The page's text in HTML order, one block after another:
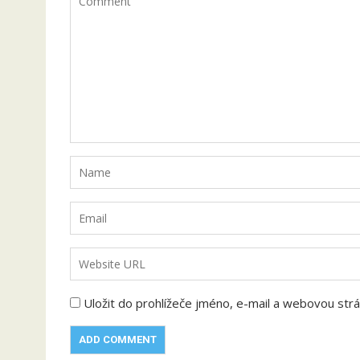
Uložit do prohlížeče jméno, e-mail a webovou